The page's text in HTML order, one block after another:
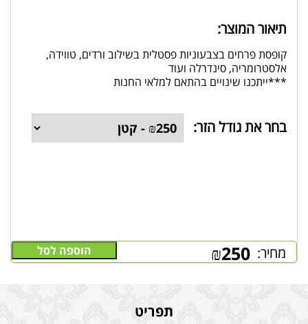
תיאור המוצר:
קופסת פרחים בצבעוניות פסטלית בשילוב ורדים, טווידה,
אלסטרומריה, סינדרלה ועוד
***ייתכנו שינויים בהתאם למלאי החנות
בחר את גודל הזר:
מחיר: ₪250 הוספה לסל
תפריט